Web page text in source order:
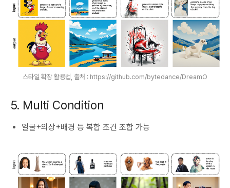
스타일 확장 활용법, 출처 : https://github.com/bytedance/DreamO
5. Multi Condition
얼굴+의상+배경 등 복합 조건 조합 가능